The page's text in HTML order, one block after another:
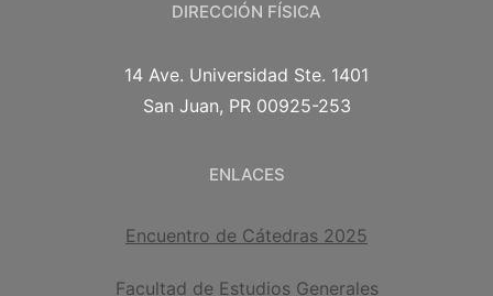
DIRECCIÓN FÍSICA
14 Ave. Universidad Ste. 1401
San Juan, PR 00925-253
ENLACES
Encuentro de Cátedras 2025
Facultad de Estudios Generales